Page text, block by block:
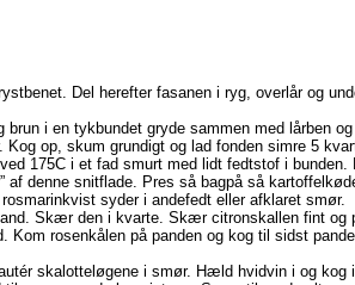
Del herefter fasanen i ryg, overlår og
i en tykbundet gryde sammen med lårben
op, skum grundigt og lad fonden simre 5
175C i et fad smurt med lidt fedtstof i
af denne snitflade. Pres så bagpå så
syder i andefedt eller afklaret smør.
Skær den i kvarte. Skær citronskallen fint og
Kom rosenkålen på panden og kog til sidst
skalotteløgene i smør. Hæld hvidvin i og